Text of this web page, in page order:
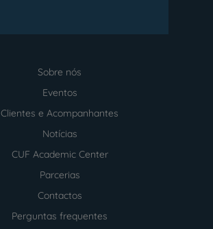
Sobre nós
Eventos
Clientes e Acompanhantes
Notícias
CUF Academic Center
Parcerias
Contactos
Perguntas frequentes